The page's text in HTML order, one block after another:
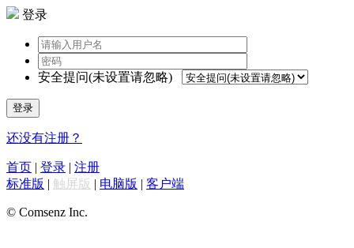
登录
安全提问(未设置请忽略)
登录
还没有注册？
首页 | 登录 | 注册
标准版 | 触屏版 | 电脑版 | 客户端
© Comsenz Inc.